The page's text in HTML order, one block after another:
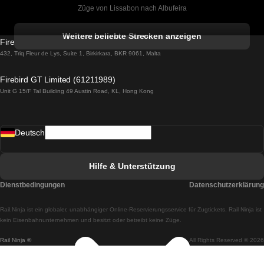
Züge von Lissabon nach Albufeira
Züge von Lissabon nach Lagos
Züge von Lissabon nach Madrid
Züge von Lissabon nach Braga
Züge von Braga nach Lissabon
Weitere beliebte Strecken anzeigen
Firebird GT Limited (OC 1451)
432, Triq Fleur de Lys, Suite 1, Birkirkara, BKR 9061, Malta
Firebird GT Limited (61211989)
Unit G 15/F Tal Building 49 Austin Road, KL, Hong Kong
Rail Ninja ® All Rights Reserved © 2026
Rail.Ninja ist ein globaler, unabhängiger Online-Reservierungsservice für Zugtickets. Rail Ninja ist
kein Eisenbahnunternehmen und besitzt oder betreibt keine Züge.
Deutsch
Hilfe & Unterstützung
Dienstbedingungen Datenschutzerklärung